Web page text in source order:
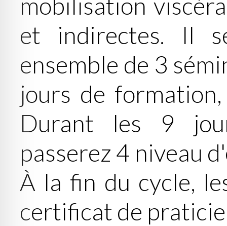
et indirectes. Il
ensemble de 3
jours de
Durant les 9
passerez 4 niveau
À la fin du cycle,
certificat de